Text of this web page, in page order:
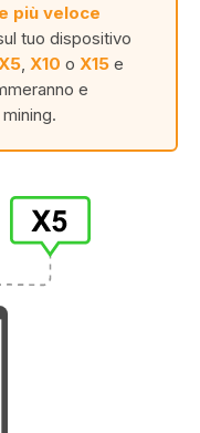
più veloce
tuo dispositivo
X5 X10 o X15 e
e